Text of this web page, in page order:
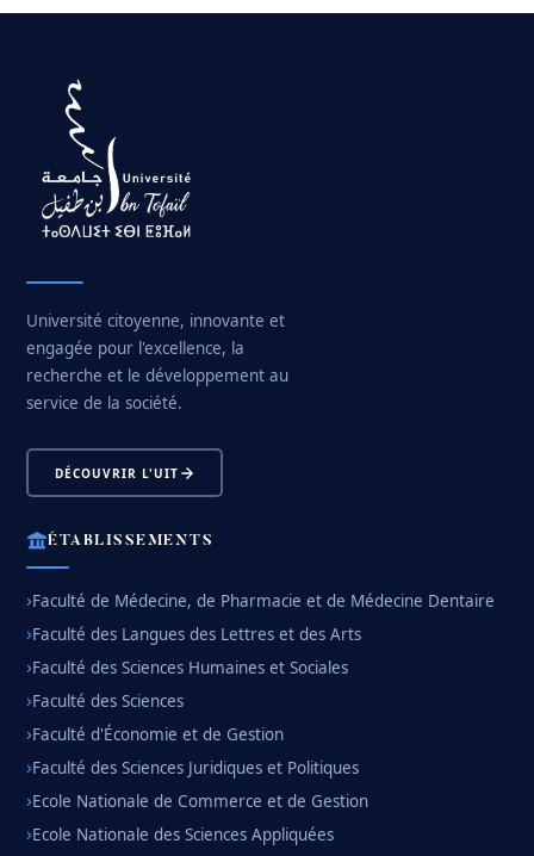
Université citoyenne, innovante et
engagée pour l'excellence, la
recherche et le développement au
service de la société.
DÉCOUVRIR L'UIT
ÉTABLISSEMENTS
Faculté de Médecine, de Pharmacie et de Médecine Dentaire
Faculté des Langues des Lettres et des Arts
Faculté des Sciences Humaines et Sociales
Faculté des Sciences
Faculté d'Économie et de Gestion
Faculté des Sciences Juridiques et Politiques
Ecole Nationale de Commerce et de Gestion
Ecole Nationale des Sciences Appliquées